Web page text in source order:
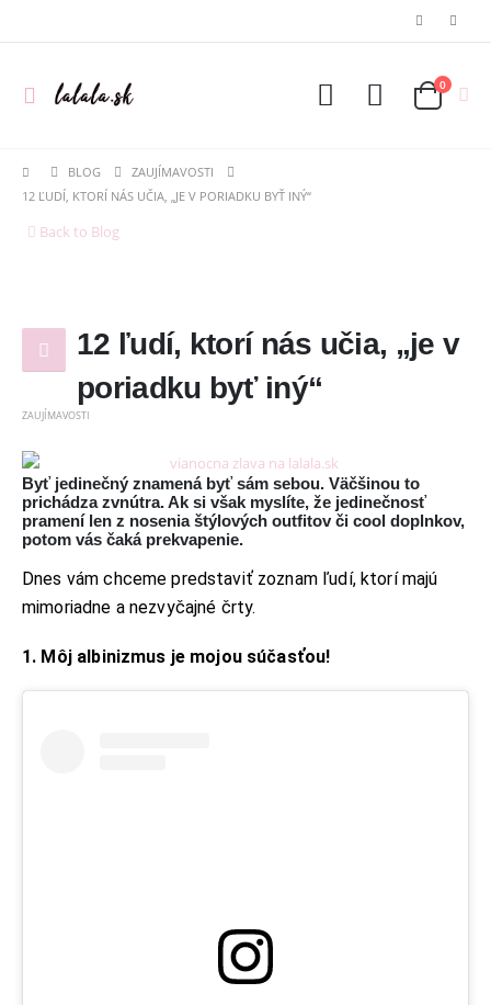
0
BLOG
ZAUJÍMAVOSTI
12 ĽUDÍ, KTORÍ NÁS UČIA, „JE V PORIADKU BYŤ INÝ“
Back to Blog
12 ľudí, ktorí nás učia, „je v
poriadku byť iný“
ZAUJÍMAVOSTI
Byť jedinečný znamená byť sám sebou. Väčšinou to
prichádza zvnútra. Ak si však myslíte, že jedinečnosť
pramení len z nosenia štýlových outfitov či cool doplnkov,
potom vás čaká prekvapenie.
Dnes vám chceme predstaviť zoznam ľudí, ktorí majú
mimoriadne a nezvyčajné črty.
1. Môj albinizmus je mojou súčasťou!